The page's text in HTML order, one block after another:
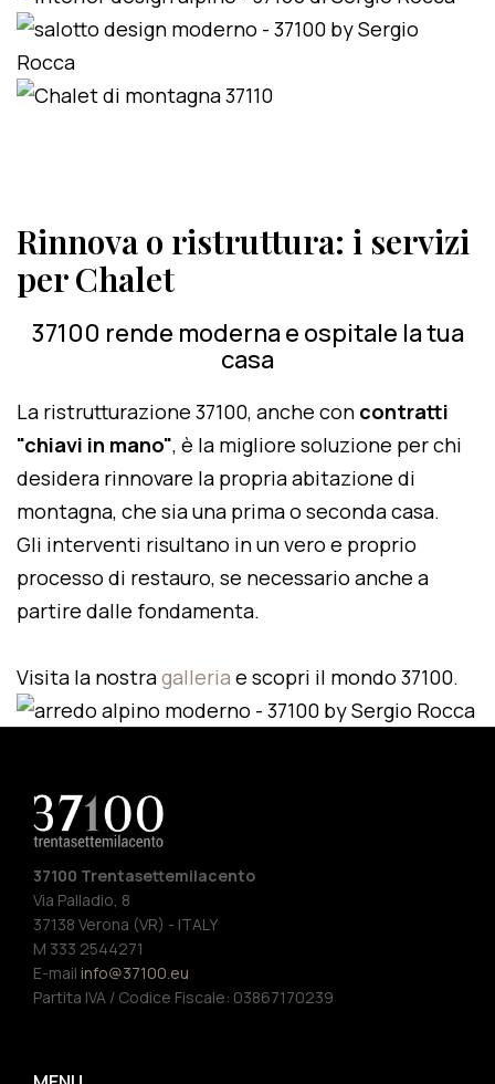
Rinnova o ristruttura: i servizi
per Chalet
37100 rende moderna e ospitale la tua
casa
La ristrutturazione 37100, anche con contratti
"chiavi in mano", è la migliore soluzione per chi
desidera rinnovare la propria abitazione di
montagna, che sia una prima o seconda casa.
Gli interventi risultano in un vero e proprio
processo di restauro, se necessario anche a
partire dalle fondamenta.
Visita la nostragalleria e scopri il mondo 37100.
37100 Trentasettemilacento
Via Palladio, 8
37138 Verona (VR) - ITALY
M 333 2544271
E-mail info@37100.eu
Partita IVA / Codice Fiscale: 03867170239